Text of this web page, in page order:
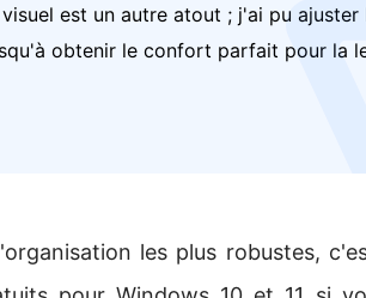
est un autre atout ; j'ai pu ajuster
obtenir le confort parfait pour la
logo
les plus robustes,